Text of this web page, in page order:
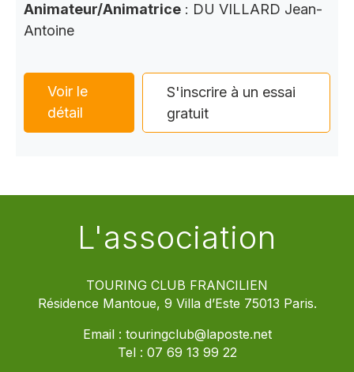
Animateur/Animatrice : DU VILLARD Jean-
Antoine
Voir le
détail
S'inscrire à un essai
gratuit
L'association
TOURING CLUB FRANCILIEN
Résidence Mantoue, 9 Villa d’Este 75013 Paris.
Email : touringclub@laposte.net
Tel : 07 69 13 99 22